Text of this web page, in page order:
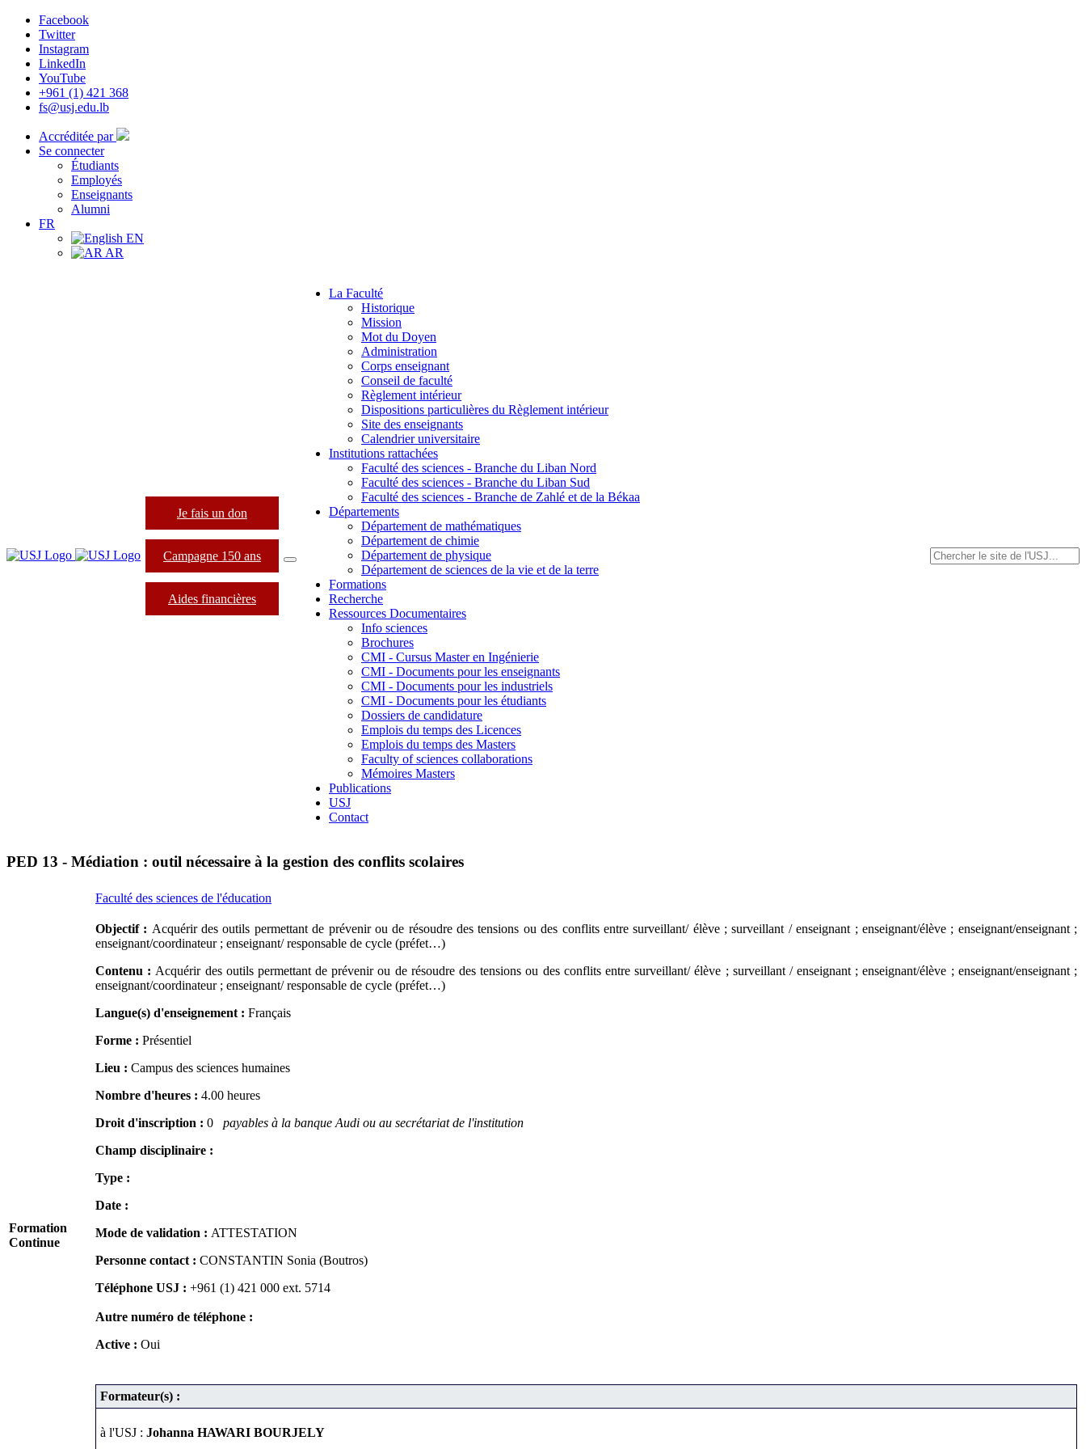
Facebook
Twitter
Instagram
LinkedIn
YouTube
+961 (1) 421 368
fs@usj.edu.lb
Accréditée par
Se connecter
Étudiants
Employés
Enseignants
Alumni
FR
EN
AR
Je fais un don
Campagne 150 ans
Aides financières
La Faculté
Historique
Mission
Mot du Doyen
Administration
Corps enseignant
Conseil de faculté
Règlement intérieur
Dispositions particulières du Règlement intérieur
Site des enseignants
Calendrier universitaire
Institutions rattachées
Faculté des sciences - Branche du Liban Nord
Faculté des sciences - Branche du Liban Sud
Faculté des sciences - Branche de Zahlé et de la Békaa
Départements
Département de mathématiques
Département de chimie
Département de physique
Département de sciences de la vie et de la terre
Formations
Recherche
Ressources Documentaires
Info sciences
Brochures
CMI - Cursus Master en Ingénierie
CMI - Documents pour les enseignants
CMI - Documents pour les industriels
CMI - Documents pour les étudiants
Dossiers de candidature
Emplois du temps des Licences
Emplois du temps des Masters
Faculty of sciences collaborations
Mémoires Masters
Publications
USJ
Contact
PED 13 - Médiation : outil nécessaire à la gestion des conflits scolaires
Faculté des sciences de l'éducation
Formation
Continue
Objectif : Acquérir des outils permettant de prévenir ou de résoudre des tensions ou des conflits entre surveillant/ élève ; surveillant / enseignant ; enseignant/élève ; enseignant/enseignant ;
enseignant/coordinateur ; enseignant/ responsable de cycle (préfet…)
Contenu :Acquérir des outils permettant de prévenir ou de résoudre des tensions ou des conflits entre surveillant/ élève ; surveillant / enseignant ; enseignant/élève ; enseignant/enseignant ;
enseignant/coordinateur ; enseignant/ responsable de cycle (préfet…)
Langue(s) d'enseignement : Français
Forme : Présentiel
Lieu : Campus des sciences humaines
Nombre d'heures : 4.00 heures
Droit d'inscription : 0 payables à la banque Audi ou au secrétariat de l'institution
Champ disciplinaire :
Type :
Date :
Mode de validation : ATTESTATION
Personne contact : CONSTANTIN Sonia (Boutros)
Téléphone USJ : +961 (1) 421 000 ext. 5714
Autre numéro de téléphone :
Active : Oui
Formateur(s) :
à l'USJ : Johanna HAWARI BOURJELY